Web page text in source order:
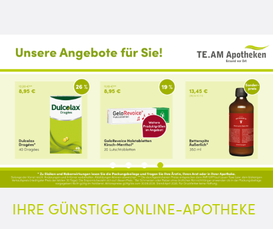
IHRE GÜNSTIGE ONLINE-APOTHEKE
1 2 3 4